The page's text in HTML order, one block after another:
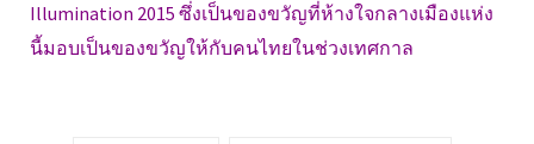
Illumination 2015 ซึ่งเป็นของขวัญที่ห้างใจกลางเมืองแห่ง
นี้มอบเป็นของขวัญให้กับคนไทยในช่วงเทศกาล